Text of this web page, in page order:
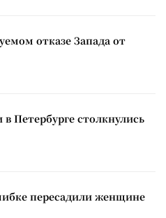
отказе Запада от
Петербурге столкнулись
пересадили женщине